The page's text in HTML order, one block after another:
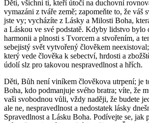
Děti, všichni ti, kteří útočí na duchovní
vymazáni z tváře země; zapomeňte to, že váš
jste vy; vycházíte z Lásky a Milosti Boha,
a Láskou ve své podstatě. Kdyby lidstvo
harmonii a plnosti s Tvorcem a stvořením, a
sebejistý svět vytvořený člověkem
který vede člověka k sebectví, hrdosti a
údolí slz pro takovou nespravedlnost a hřích.
Děti, Bůh není viníkem člověkova utrpení; je
Boha, kdo podmanjuje svého bratra; víte, že
vaši svobodnou vůli, vždy naději, že budete
ale ne, nespravedlnost a nedostatek lásky
Spravedlnost a Lásku Boha. Podívejte se, jak